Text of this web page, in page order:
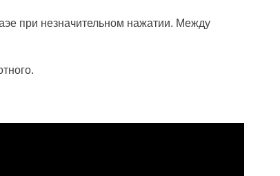
при незначительном нажатии. Между